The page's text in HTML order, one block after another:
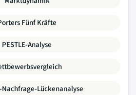
Fünf Kräfte
PESTLE-Analyse
Nachfrage-Lückenanalyse